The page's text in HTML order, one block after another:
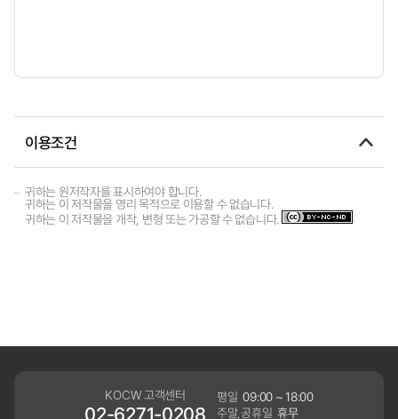
이용조건
귀하는 원저작자를 표시하여야 합니다.
귀하는 이 저작물을 영리 목적으로 이용할 수 없습니다.
귀하는 이 저작물을 개작, 변형 또는 가공할 수 없습니다.
KOCW 고객센터
02-6271-0208
평일 09:00 ~ 18:00
주말,공휴일 휴무